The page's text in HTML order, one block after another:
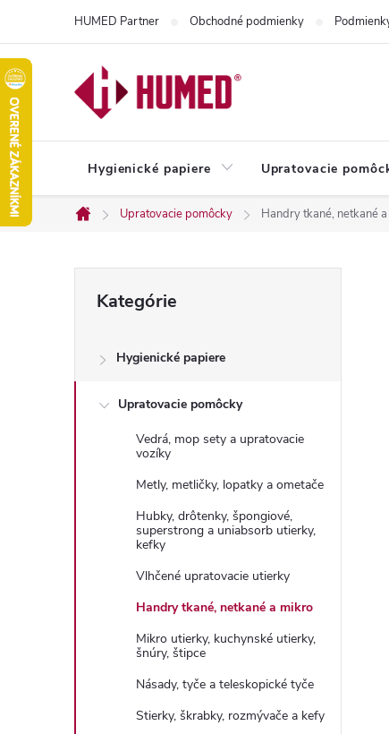
obsah
HUMED Partner Obchodné podmienky
Hygienické papiere Upratovacie
Domov
Upratovacie pomôcky Handry tkané, netkané
č
kategórie
Kategórie
Hygienické papiere
Upratovacie pomôcky
Vedrá, mop sety a upratovacie
vozíky
Metly, metličky, lopatky a ometače
Hubky, drôtenky, špongiové,
superstrong a uniabsorb utierky,
kefky
Vlhčené upratovacie utierky
Handry tkané, netkané a mikro
Mikro utierky, kuchynské utierky,
šnúry, štipce
Násady, tyče a teleskopické tyče
Stierky, škrabky, rozmývače a kefy